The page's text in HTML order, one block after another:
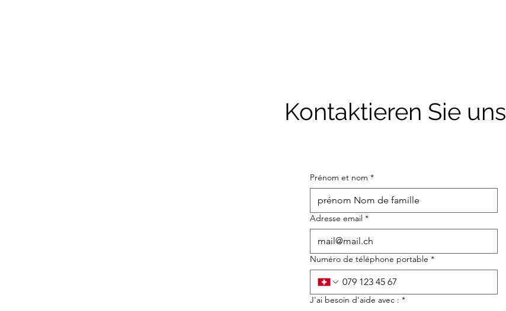
Kontaktieren Sie uns
Prénom et nom *
Adresse email *
Numéro de téléphone portable *
J'ai besoin d'aide avec : *